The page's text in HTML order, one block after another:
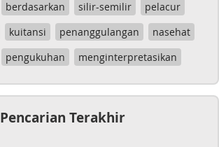
berdasarkan silir-semilir
pelacur
kuitansi penanggulangan
nasehat
pengukuhan menginterpretasikan
Pencarian Terakhir